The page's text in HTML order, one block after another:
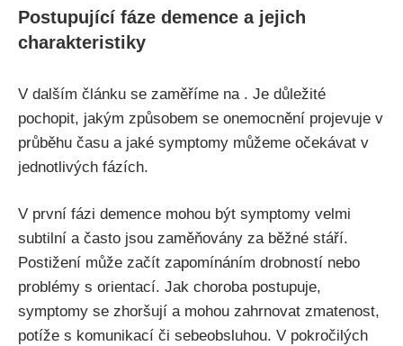
Postupující fáze demence a jejich
charakteristiky
V dalším článku se zaměříme na . Je důležité
pochopit, jakým způsobem se onemocnění projevuje v
průběhu času a jaké symptomy můžeme očekávat v
jednotlivých fázích.
V první fázi demence mohou být symptomy velmi
subtilní a často jsou zaměňovány za běžné stáří.
Postižení může začít zapomínáním drobností nebo
problémy s orientací. Jak choroba postupuje,
symptomy se zhoršují a mohou zahrnovat zmatenost,
potíže s komunikací či sebeobsluhou. V pokročilých